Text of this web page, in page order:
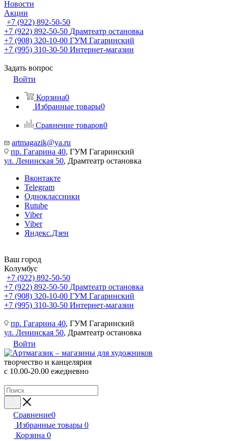
Новости
Акции
+7 (922) 892-50-50
+7 (922) 892-50-50 Драмтеатр остановка
+7 (908) 320-10-00 ГУМ Гагаринский
+7 (995) 310-30-50 Интернет-магазин
Задать вопрос
Войти
Корзина0
Избранные товары0
Сравнение товаров0
artmagazik@ya.ru
пр. Гагарина 40, ГУМ Гагаринский
ул. Ленинская 50, Драмтеатр остановка
Вконтакте
Telegram
Одноклассники
Rutube
Viber
Viber
Яндекс.Дзен
Ваш город
Колумбус
+7 (922) 892-50-50
+7 (922) 892-50-50 Драмтеатр остановка
+7 (908) 320-10-00 ГУМ Гагаринский
+7 (995) 310-30-50 Интернет-магазин
пр. Гагарина 40, ГУМ Гагаринский
ул. Ленинская 50, Драмтеатр остановка
Войти
творчество и канцелярия
с 10.00-20.00 ежедневно
Сравнение0
Избранные товары 0
Корзина 0